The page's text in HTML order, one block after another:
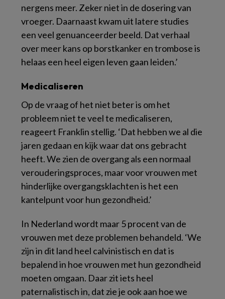
nergens meer. Zeker niet in de dosering van
vroeger. Daarnaast kwam uit latere studies
een veel genuanceerder beeld. Dat verhaal
over meer kans op borstkanker en trombose is
helaas een heel eigen leven gaan leiden.’
Medicaliseren
Op de vraag of het niet beter is om het
probleem niet te veel te medicaliseren,
reageert Franklin stellig. ‘Dat hebben we al die
jaren gedaan en kijk waar dat ons gebracht
heeft. We zien de overgang als een normaal
verouderingsproces, maar voor vrouwen met
hinderlijke overgangsklachten is het een
kantelpunt voor hun gezondheid.’
In Nederland wordt maar 5 procent van de
vrouwen met deze problemen behandeld. ‘We
zijn in dit land heel calvinistisch en dat is
bepalend in hoe vrouwen met hun gezondheid
moeten omgaan. Daar zit iets heel
paternalistisch in, dat zie je ook aan hoe we